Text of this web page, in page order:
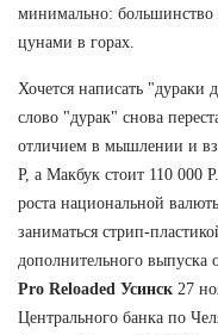
минимально: большинство
цунами в горах.
Хочется написать
слово "дурак" снова
отличием в мышлении и
Р, а Макбук стоит 110 000
роста национальной
заниматься стрип-
дополнительного
Pro Reloaded Усинск 27
Центрального банка по